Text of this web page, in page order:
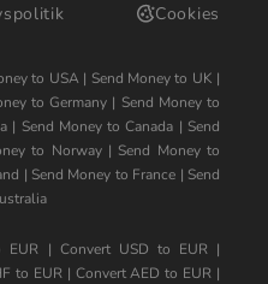
Cookies
to USA| Send Money to UK |
to Germany | Send Money to
| Send Money to Canada | Send
to Norway| Send Money to
| Send Money to France | Send
EUR | Convert USD to EUR|
to EUR| Convert AED to EUR |